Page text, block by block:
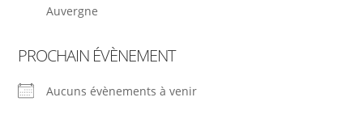
Auvergne
PROCHAIN ÉVÈNEMENT
Aucuns évènements à venir